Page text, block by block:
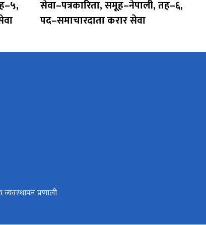
सेवा–पत्रकारिता, समूह–नेपाली, तह–६,
पद–समाचारदाता करार सेवा
प्रणाली